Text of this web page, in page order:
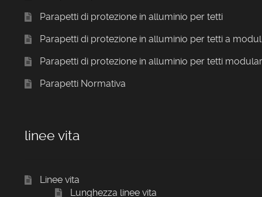
Parapetti di protezione in alluminio per tetti
Parapetti di protezione in alluminio per tetti a
Parapetti di protezione in alluminio per tetti
Parapetti Normativa
linee vita
Linee vita
Lunghezza linee vita